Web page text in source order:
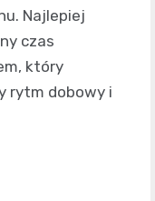
Najlepiej
czas
który
rytm dobowy i